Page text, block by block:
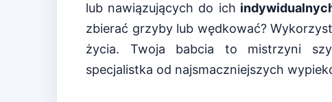
lub nawiązujących do ich
zbierać grzyby lub wędkować?
życia. Twoja babcia to mistrzyni
specjalistka od najsmaczniejszych